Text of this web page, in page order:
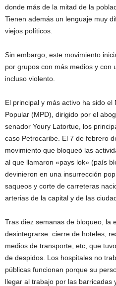
donde más de la mitad de la
Tienen además un lenguaje muy
viejos políticos.
Sin embargo, este movimiento
por grupos con más medios y con
incluso violento.
El principal y más activo ha sido
Popular (MPD), dirigido por el
senador Youry Latortue, los
caso Petrocaribe. El 7 de febrero
movimiento que bloqueó las
al que llamaron «pays lok» (país
devinieron en una insurrección
saqueos y corte de carreteras
arterias de la capital y de las
Tras diez semanas de bloqueo, la
desintegrarse: cierre de hoteles,
medios de transporte, etc, que
de despidos. Los hospitales no
públicas funcionan porque su
llegar al trabajo por las barricadas